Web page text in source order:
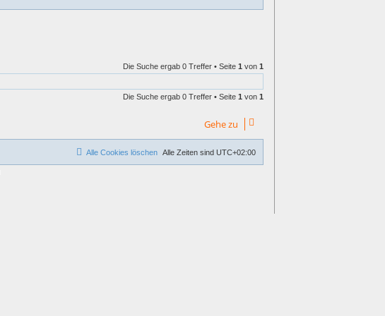
Die Suche ergab 0 Treffer • Seite 1 von 1
Die Suche ergab 0 Treffer • Seite 1 von 1
Gehe zu
Alle Zeiten sind UTC+02:00
Alle Cookies löschen